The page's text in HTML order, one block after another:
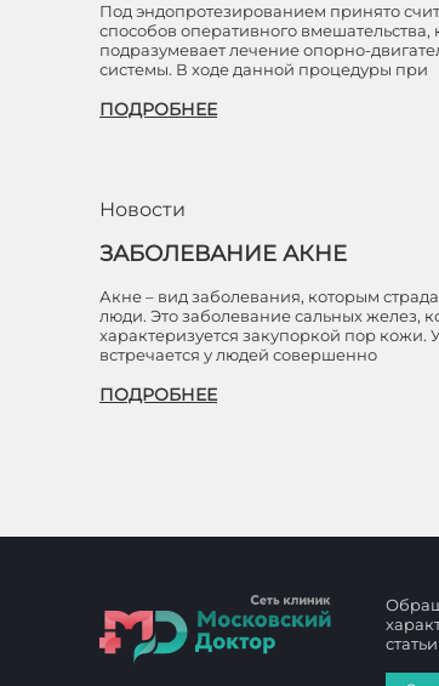
Под эндопротезированием принято
способов оперативного вмешательства,
подразумевает лечение опорно-
системы. В ходе данной процедуры при
ПОДРОБНЕЕ
Новости
ЗАБОЛЕВАНИЕ АКНЕ
Акне – вид заболевания, которым
люди. Это заболевание сальных желез,
характеризуется закупоркой пор кожи.
встречается у людей совершенно
ПОДРОБНЕЕ